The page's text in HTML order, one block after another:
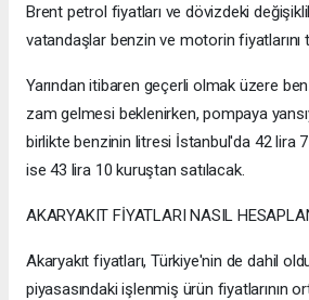
Brent petrol fiyatları ve dövizdeki
vatandaşlar benzin ve motorin fiyatlarını
Yarından itibaren geçerli olmak üzere
zam gelmesi beklenirken, pompaya
birlikte benzinin litresi İstanbul'da 42 lira
ise 43 lira 10 kuruştan satılacak.
AKARYAKIT FİYATLARI NASIL
Akaryakıt fiyatları, Türkiye'nin de dahil
piyasasındaki işlenmiş ürün fiyatlarının